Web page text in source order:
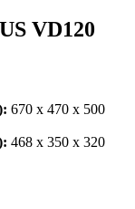
VD120
670 x 470 x 500
468 x 350 x 320